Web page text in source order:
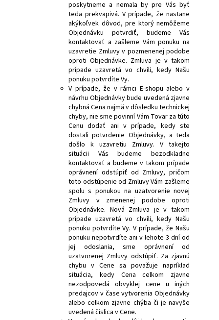
poskytneme a nemala by pre Vás byť
teda prekvapivá. V prípade, že nastane
akýkoľvek dôvod, pre ktorý nemôžeme
Objednávku potvrdiť, budeme Vás
kontaktovať a zašleme Vám ponuku na
uzavretie Zmluvy v pozmenenej podobe
oproti Objednávke. Zmluva je v takom
prípade uzavretá vo chvíli, kedy Našu
ponuku potvrdíte Vy.
V prípade, že v rámci E-shopu alebo v
návrhu Objednávky bude uvedená zjavne
chybná Cena najmä v dôsledku technickej
chyby, nie sme povinní Vám Tovar za túto
Cenu dodať ani v prípade, kedy ste
dostali potvrdenie Objednávky, a teda
došlo k uzavretiu Zmluvy. V takejto
situácii Vás budeme bezodkladne
kontaktovať a budeme v takom prípade
oprávnení odstúpiť od Zmluvy, pričom
toto odstúpenie od Zmluvy Vám zašleme
spolu s ponukou na uzatvorenie novej
Zmluvy v zmenenej podobe oproti
Objednávke. Nová Zmluva je v takom
prípade uzavretá vo chvíli, kedy Našu
ponuku potvrdíte Vy. V prípade, že Našu
ponuku nepotvrdíte ani v lehote 3 dní od
jej odoslania, sme oprávnení od
uzatvorenej Zmluvy odstúpiť. Za zjavnú
chybu v Cene sa považuje napríklad
situácia, kedy Cena celkom zjavne
nezodpovedá obvyklej cene u iných
predajcov v čase vytvorenia Objednávky
alebo celkom zjavne chýba či je navyše
uvedená číslica v Cene.